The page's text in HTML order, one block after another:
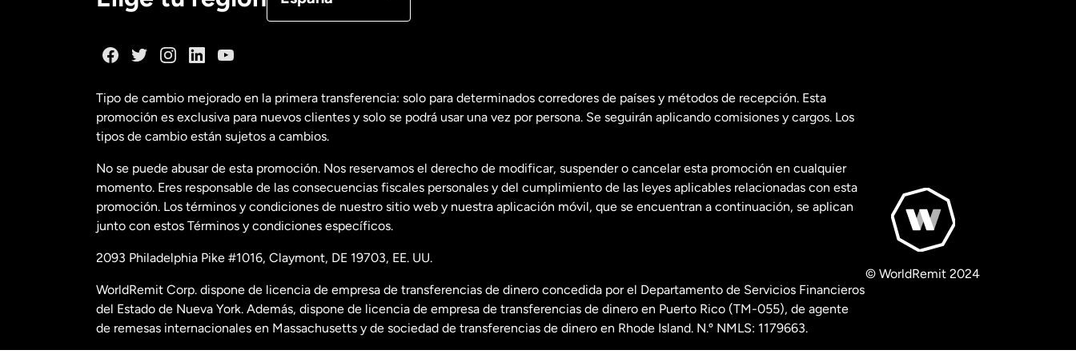
Estados Unidos English
Estados Unidos Español
Francia
Malasia
Nueva Zelanda
Tipo de cambio mejorado en la primera transferencia: solo para determinados corredores de países y métodos de recepción. Esta
promoción es exclusiva para nuevos clientes y solo se podrá usar una vez por persona. Se seguirán aplicando comisiones y cargos. Los
tipos de cambio están sujetos a cambios.
No se puede abusar de esta promoción. Nos reservamos el derecho de modificar, suspender o cancelar esta promoción en cualquier
momento. Eres responsable de las consecuencias fiscales personales y del cumplimiento de las leyes aplicables relacionadas con esta
promoción. Los términos y condiciones de nuestro sitio web y nuestra aplicación móvil, que se encuentran a continuación, se aplican
junto con estos Términos y condiciones específicos.
2093 Philadelphia Pike #1016, Claymont, DE 19703, EE. UU.
WorldRemit Corp. dispone de licencia de empresa de transferencias de dinero concedida por el Departamento de Servicios Financieros
del Estado de Nueva York. Además, dispone de licencia de empresa de transferencias de dinero en Puerto Rico (TM-055), de agente
de remesas internacionales en Massachusetts y de sociedad de transferencias de dinero en Rhode Island. N.º NMLS: 1179663.
© WorldRemit 2024